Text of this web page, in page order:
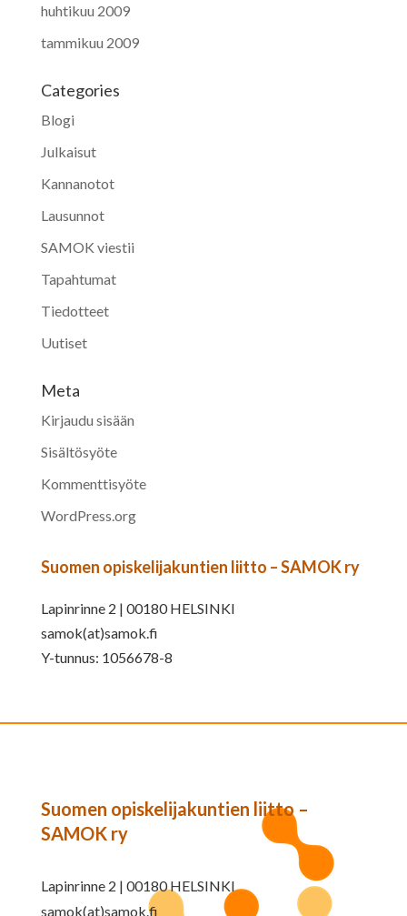
huhtikuu 2009
tammikuu 2009
Categories
Blogi
Julkaisut
Kannanotot
Lausunnot
SAMOK viestii
Tapahtumat
Tiedotteet
Uutiset
Meta
Kirjaudu sisään
Sisältösyöte
Kommenttisyöte
WordPress.org
Suomen opiskelijakuntien liitto – SAMOK ry
Lapinrinne 2 | 00180 HELSINKI
samok(at)samok.fi
Y-tunnus: 1056678-8
Suomen opiskelijakuntien liitto –
SAMOK ry
Lapinrinne 2 | 00180 HELSINKI
samok(at)samok.fi